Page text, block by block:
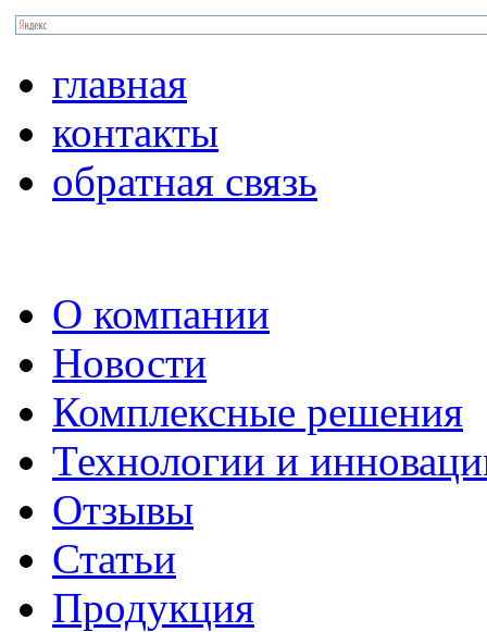
главная
контакты
обратная связь
О компании
Новости
Комплексные решения
Технологии и
Отзывы
Статьи
Продукция